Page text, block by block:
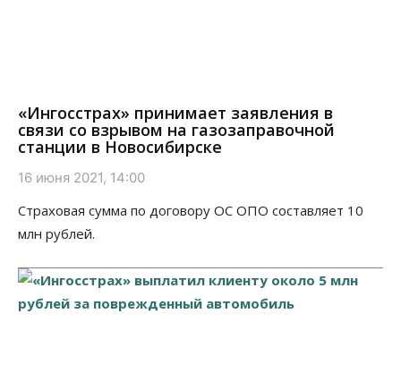
«Ингосстрах» принимает заявления в
связи со взрывом на газозаправочной
станции в Новосибирске
16 июня 2021, 14:00
Страховая сумма по договору ОС ОПО составляет 10
млн рублей.